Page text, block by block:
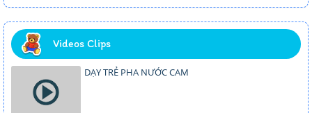
Videos Clips
DẠY TRẺ PHA NƯỚC CAM